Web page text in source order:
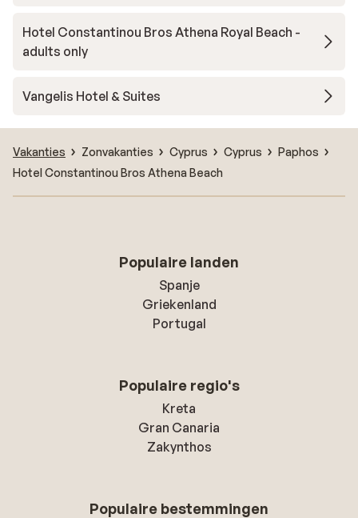
Hotel Constantinou Bros Athena Royal Beach -
adults only
Vangelis Hotel & Suites
Vakanties Zonvakanties Cyprus Cyprus
Paphos
Hotel Constantinou Bros Athena Beach
Populaire landen
Spanje
Griekenland
Portugal
Populaire regio's
Kreta
Gran Canaria
Zakynthos
Populaire bestemmingen